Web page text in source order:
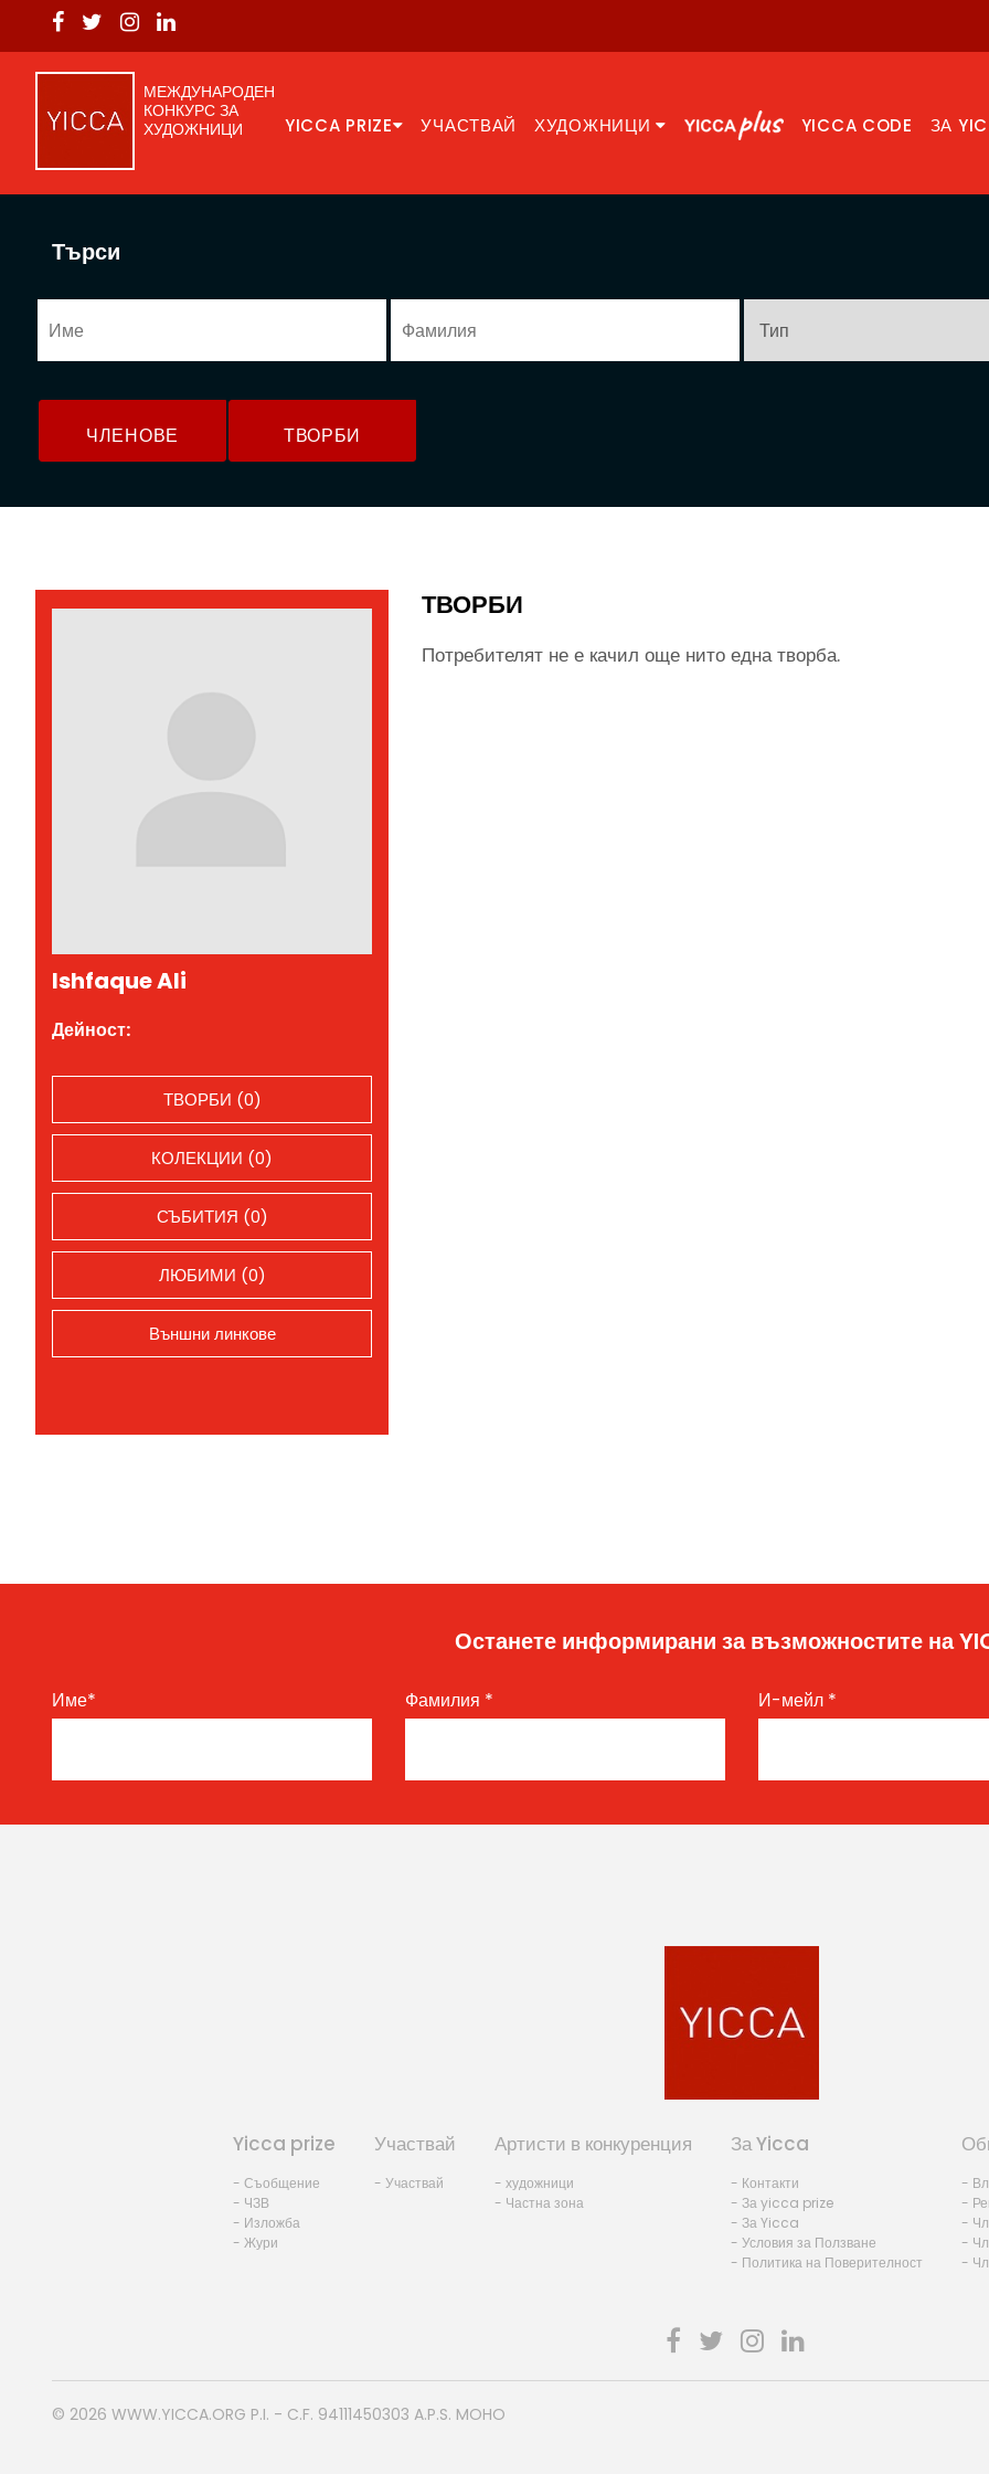
МЕЖДУНАРОДЕН
КОНКУРС ЗА
ХУДОЖНИЦИ
YICCA PRIZE УЧАСТВАЙ ХУДОЖНИЦИ YICCA CODE ЗА
Търси
ЧЛЕНОВЕ ТВОРБИ
Ishfaque Ali
Дейност:
ТВОРБИ (0)
КОЛЕКЦИИ (0)
СЪБИТИЯ (0)
ЛЮБИМИ (0)
Външни линкове
ТВОРБИ
Потребителят не е качил още нито една творба.
Останете информирани за възможностите на
Име* Фамилия * И-мейл *
Yicca prize
- Съобщение
- ЧЗВ
- Изложба
- Жури
Участвай
- Участвай
Артисти в конкуренция
- художници
- Частна зона
За Yicca
- Контакти
- За yicca prize
- За Yicca
- Условия за Ползване
- Политика на Поверителност
-
-
-
-
-
© 2026 WWW.YICCA.ORG P.I. - C.F. 94111450303 A.P.S. MOHO